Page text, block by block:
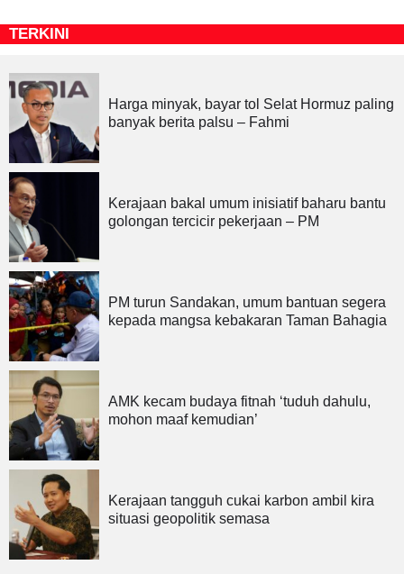
TERKINI
Harga minyak, bayar tol Selat Hormuz paling
banyak berita palsu – Fahmi
Kerajaan bakal umum inisiatif baharu bantu
golongan tercicir pekerjaan – PM
PM turun Sandakan, umum bantuan segera
kepada mangsa kebakaran Taman Bahagia
AMK kecam budaya fitnah ‘tuduh dahulu,
mohon maaf kemudian’
Kerajaan tangguh cukai karbon ambil kira
situasi geopolitik semasa